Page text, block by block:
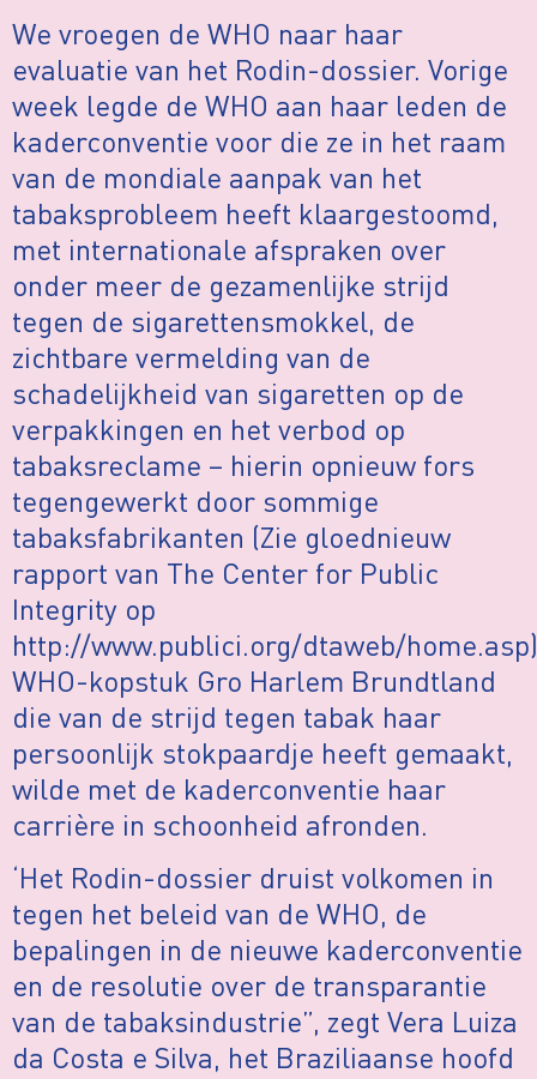
We vroegen de WHO naar haar
evaluatie van het Rodin-dossier. Vorige
week legde de WHO aan haar leden de
kaderconventie voor die ze in het raam
van de mondiale aanpak van het
tabaksprobleem heeft klaargestoomd,
met internationale afspraken over
onder meer de gezamenlijke strijd
tegen de sigarettensmokkel, de
zichtbare vermelding van de
schadelijkheid van sigaretten op de
verpakkingen en het verbod op
tabaksreclame – hierin opnieuw fors
tegengewerkt door sommige
tabaksfabrikanten (Zie gloednieuw
rapport van The Center for Public
Integrity op
http://www.publici.org/dtaweb/
WHO-kopstuk Gro Harlem Brundtland
die van de strijd tegen tabak haar
persoonlijk stokpaardje heeft gemaakt,
wilde met de kaderconventie haar
carrière in schoonheid afronden.
‘Het Rodin-dossier druist volkomen in
tegen het beleid van de WHO, de
bepalingen in de nieuwe kaderconventie
en de resolutie over de transparantie
van de tabaksindustrie”, zegt Vera Luiza
da Costa e Silva, het Braziliaanse hoofd